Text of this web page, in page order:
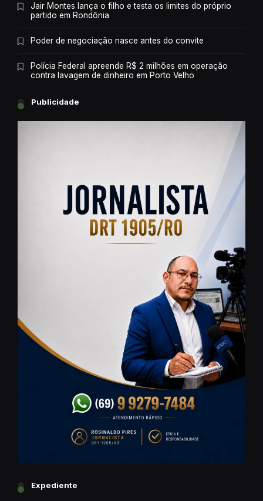
Jair Montes lança o filho e testa os limites do próprio
partido em Rondônia
Poder de negociação nasce antes do convite
Polícia Federal apreende R$ 2 milhões em operação
contra lavagem de dinheiro em Porto Velho
Publicidade
Expediente